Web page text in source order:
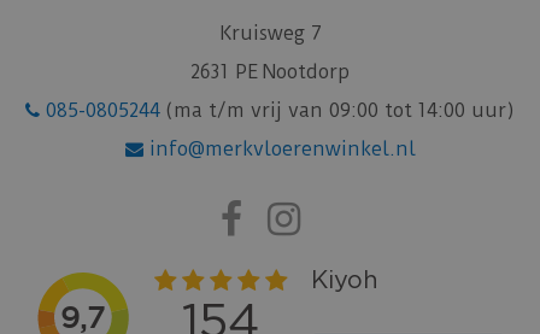
Kruisweg 7
2631 PE Nootdorp
085-0805244 (ma t/m vrij van 09:00 tot 14:00 uur)
info@merkvloerenwinkel.nl